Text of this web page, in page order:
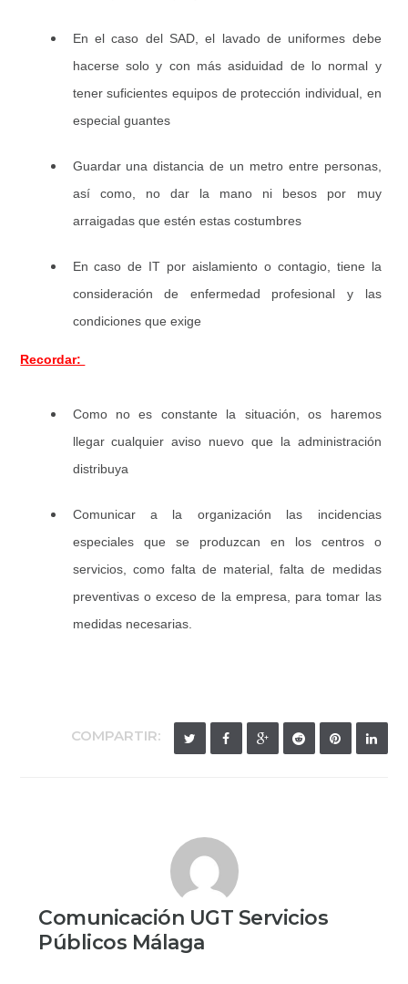
En el caso del SAD, el lavado de uniformes debe
hacerse solo y con más asiduidad de lo normal y
tener suficientes equipos de protección individual, en
especial guantes
Guardar una distancia de un metro entre personas,
así como, no dar la mano ni besos por muy
arraigadas que estén estas costumbres
En caso de IT por aislamiento o contagio, tiene la
consideración de enfermedad profesional y las
condiciones que exige
Recordar:
Como no es constante la situación, os haremos
llegar cualquier aviso nuevo que la administración
distribuya
Comunicar a la organización las incidencias
especiales que se produzcan en los centros o
servicios, como falta de material, falta de medidas
preventivas o exceso de la empresa, para tomar las
medidas necesarias.
COMPARTIR:
Comunicación UGT Servicios
Públicos Málaga